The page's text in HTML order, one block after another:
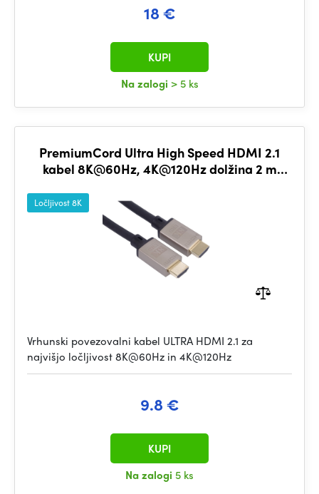
18 €
Na zalogi > 5 ks
KUPI
PremiumCord Ultra High Speed HDMI 2.1
kabel 8K@60Hz, 4K@120Hz dolžina 2 m
Ločljivost 8K
Vrhunski povezovalni kabel ULTRA HDMI 2.1 za
najvišjo ločljivost 8K@60Hz in 4K@120Hz
9.8 €
Na zalogi 5 ks
KUPI